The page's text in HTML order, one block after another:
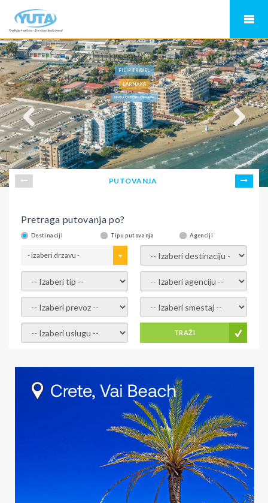
FILIP TRAVEL
LARNAKA
KIPAR • DIREKTNA AVIO LINIJA
PUTOVANJA
Pretraga putovanja po?
Destinaciji Tipu putovanja Agenciji
- izaberi drzavu - - izaberi destinaciju -
- izaberi tip - - izaberi agenciju -
- izaberi prevoz - - Izaberite smestaj -
- Izaberite uslugu - TRAŽI